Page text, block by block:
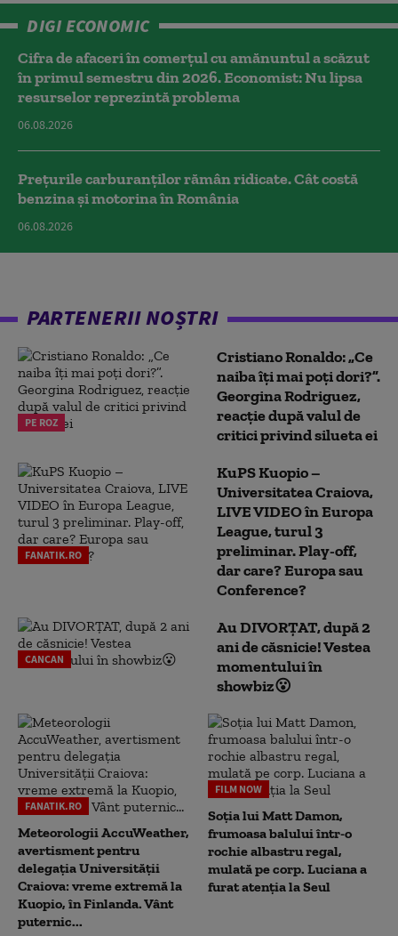
DIGI ECONOMIC
Cifra de afaceri în comerțul cu amănuntul a scăzut
în primul semestru din 2026. Economist: Nu lipsa
resurselor reprezintă problema
06.08.2026
Prețurile carburanților rămân ridicate. Cât costă
benzina și motorina în România
06.08.2026
PARTENERII NOȘTRI
PE ROZ
Cristiano Ronaldo: „Ce
naiba îți mai poți dori?”.
Georgina Rodriguez,
reacție după valul de
critici privind silueta ei
FANATIK.RO
KuPS Kuopio –
Universitatea Craiova,
LIVE VIDEO în Europa
League, turul 3
preliminar. Play-off,
dar care? Europa sau
Conference?
CANCAN
Au DIVORȚAT, după 2
ani de căsnicie! Vestea
momentului în
showbiz😮
FANATIK.RO
Meteorologii AccuWeather,
avertisment pentru
delegația Universității
Craiova: vreme extremă la
Kuopio, în Finlanda. Vânt
puternic...
FILM NOW
Soția lui Matt Damon,
frumoasa balului într-o
rochie albastru regal,
mulată pe corp. Luciana a
furat atenția la Seul